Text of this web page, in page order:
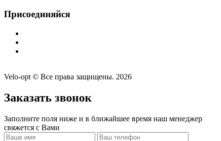
Присоединяйся
Velo-opt © Все права защищены. 2026
Заказать звонок
Заполните поля ниже и в ближайшее время наш менеджер
свяжется с Вами